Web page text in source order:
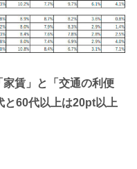
賃」と「交通の利便
と60代以上は20pt以上